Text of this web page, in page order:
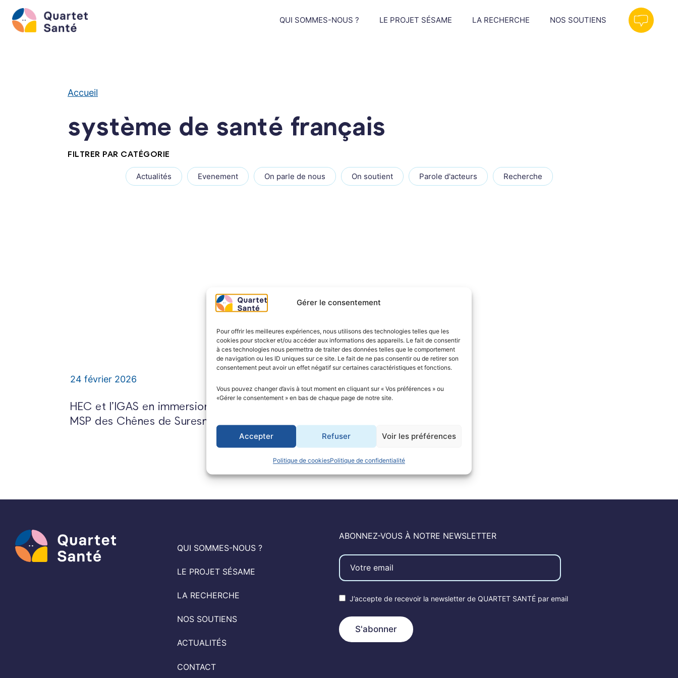
Gérer le consentement
Pour offrir les meilleures expériences, nous utilisons des technologies telles que les
cookies pour stocker et/ou accéder aux informations des appareils. Le fait de consentir
à ces technologies nous permettra de traiter des données telles que le comportement
de navigation ou les ID uniques sur ce site. Le fait de ne pas consentir ou de retirer son
consentement peut avoir un effet négatif sur certaines caractéristiques et fonctions.
Vous pouvez changer d’avis à tout moment en cliquant sur « Vos préférences » ou
«Gérer le consentement » en bas de chaque page de notre site.
Accepter Refuser Voir les préférences
Politique de cookiesPolitique de confidentialité
contenu
QUI SOMMES-NOUS ? LE PROJET SÉSAME LA RECHERCHE NOS SOUTIENS
Accueil
système de santé français
FILTRER PAR CATÉGORIE
Actualités Evenement On parle de nous On soutient Parole d'acteurs Recherche
24 février 2026
HEC et l’IGAS en immersion à la
MSP des Chênes de Suresnes
QUI SOMMES-NOUS ?
LE PROJET SÉSAME
LA RECHERCHE
NOS SOUTIENS
ACTUALITÉS
CONTACT
ABONNEZ-VOUS À NOTRE NEWSLETTER
J’accepte de recevoir la newsletter de QUARTET SANTÉ par email